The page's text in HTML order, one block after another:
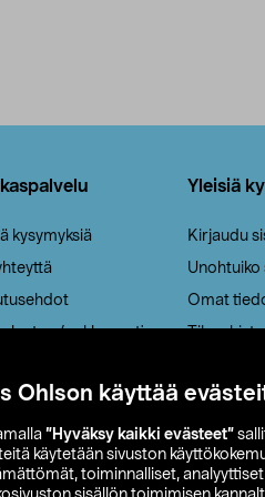
Ohlson käyttää
”Hyväksy kaikki evästeet”
käytetään sivuston
toiminnalliset,
kysymyksiä
/ reklamaatio
Yleisiä
Kirjaudu
Unohtuiko
Omat